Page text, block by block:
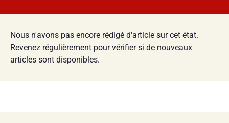
Nous n'avons pas encore rédigé d'article sur cet état.
Revenez régulièrement pour vérifier si de nouveaux
articles sont disponibles.